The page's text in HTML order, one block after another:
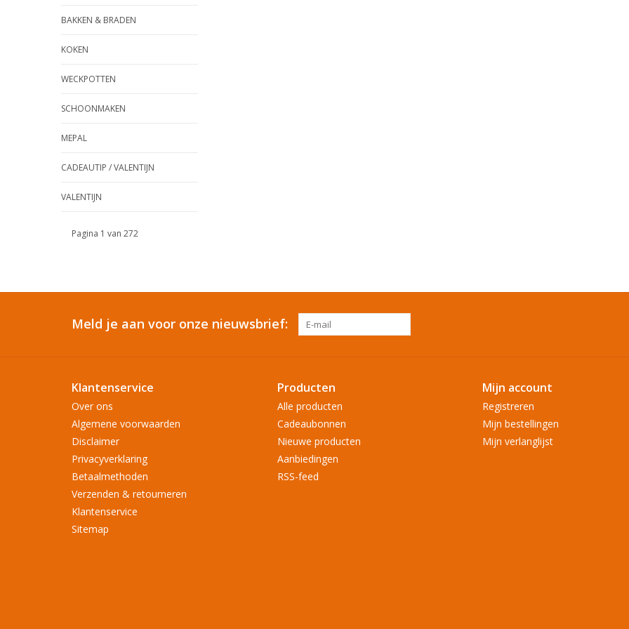
BAKKEN & BRADEN
KOKEN
WECKPOTTEN
SCHOONMAKEN
MEPAL
CADEAUTIP / VALENTIJN
VALENTIJN
Pagina 1 van 272
Meld je aan voor onze nieuwsbrief:
Klantenservice
Over ons
Algemene voorwaarden
Disclaimer
Privacyverklaring
Betaalmethoden
Verzenden & retourneren
Klantenservice
Sitemap
Producten
Alle producten
Cadeaubonnen
Nieuwe producten
Aanbiedingen
RSS-feed
Mijn account
Registreren
Mijn bestellingen
Mijn verlanglijst